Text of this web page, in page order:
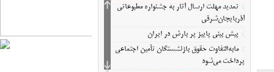
تمدید مهلت ارسال آثار به جشنواره مطبوعاتی
آذربایجان‌شرقی
پیش‌ بینی پاییز پر بارش در ایران
مابه‌التفاوت حقوق بازنشستگان تأمین اجتماعی
پرداخت می‌شود